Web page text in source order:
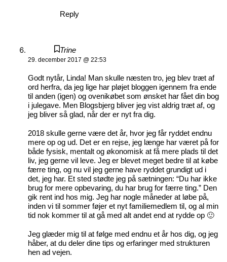
Reply
Trine
29. december 2017 @ 22:53
Godt nytår, Linda! Man skulle næsten tro, jeg blev træt af
ord herfra, da jeg lige har pløjet bloggen igennem fra ende
til anden (igen) og ovenikøbet som ønsket har fået din bog
i julegave. Men Blogsbjerg bliver jeg vist aldrig træt af, og
jeg bliver så glad, når der er nyt fra dig.
2018 skulle gerne være det år, hvor jeg får ryddet endnu
mere op og ud. Det er en rejse, jeg længe har været på for
både fysisk, mentalt og økonomisk at få mere plads til det
liv, jeg gerne vil leve. Jeg er blevet meget bedre til at købe
færre ting, og nu vil jeg gerne have ryddet grundigt ud i
det, jeg har. Et sted stødte jeg på sætningen: “Du har ikke
brug for mere opbevaring, du har brug for færre ting.” Den
gik rent ind hos mig. Jeg har nogle måneder at løbe på,
inden vi til sommer føjer et nyt familiemedlem til, og al min
tid nok kommer til at gå med alt andet end at rydde op 🙂
Jeg glæder mig til at følge med endnu et år hos dig, og jeg
håber, at du deler dine tips og erfaringer med strukturen
hen ad vejen.